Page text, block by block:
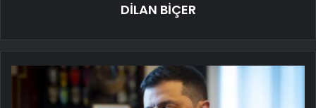
DİLAN BİÇER